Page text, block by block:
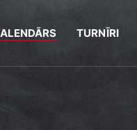
TURNĪRI